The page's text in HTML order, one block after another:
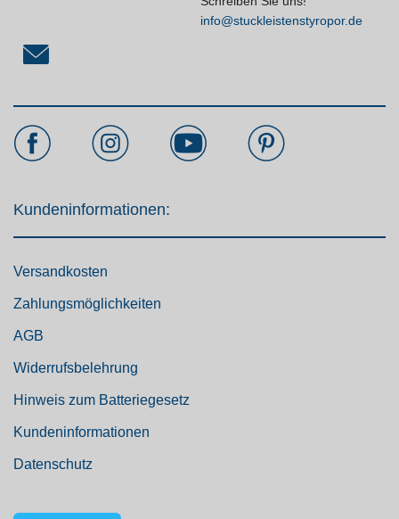
info@stuckleistenstyropor.de
Kundeninformationen:
Versandkosten
Zahlungsmöglichkeiten
AGB
Widerrufsbelehrung
Hinweis zum Batteriegesetz
Kundeninformationen
Datenschutz